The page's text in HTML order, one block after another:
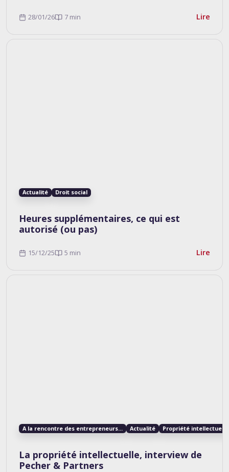
28/01/26 7 min Lire
Actualité Droit social
Heures supplémentaires, ce qui est
autorisé (ou pas)
15/12/25 5 min Lire
A la rencontre des entrepreneurs... Actualité Propriété intellectuelle
La propriété intellectuelle, interview de
Pecher & Partners